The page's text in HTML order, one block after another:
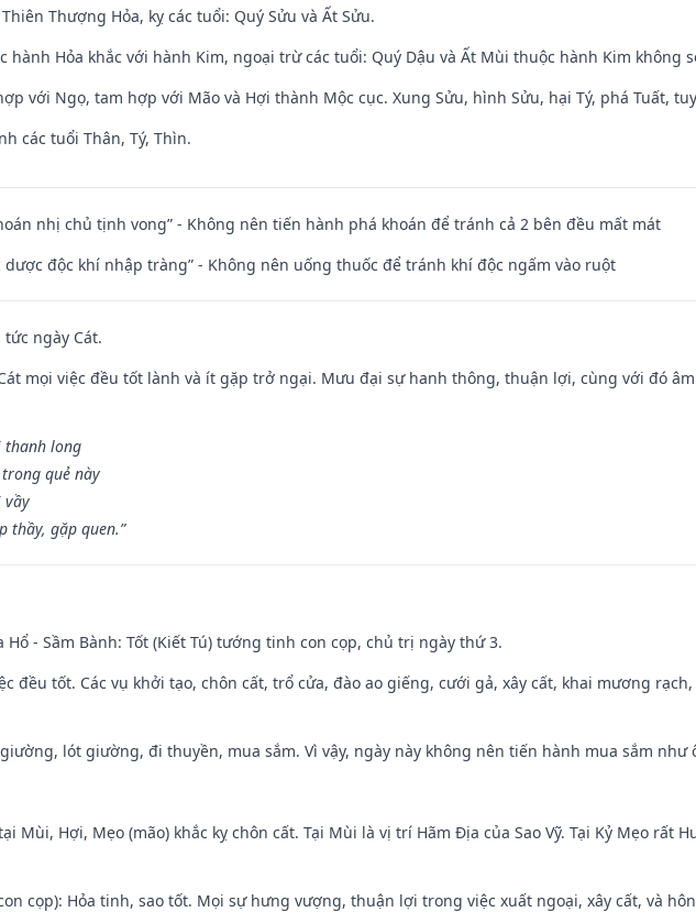
Thượng Hỏa, kỵ các tuổi: Quý Sửu và Ất Sửu.
hành Hỏa khắc với hành Kim, ngoại trừ các tuổi: Quý Dậu và Ất Mùi thuộc hành Kim không
với Ngọ, tam hợp với Mão và Hợi thành Mộc cục. Xung Sửu, hình Sửu, hại Tý, phá Tuất,
các tuổi Thân, Tý, Thìn.
nhị chủ tịnh vong” - Không nên tiến hành phá khoán để tránh cả 2 bên đều mất mát
dược độc khí nhập tràng” - Không nên uống thuốc để tránh khí độc ngấm vào ruột
tức ngày Cát.
mọi việc đều tốt lành và ít gặp trở ngại. Mưu đại sự hanh thông, thuận lợi, cùng với đó
thanh long
quẻ này
vầy
thầy, gặp quen.”
Hổ - Sầm Bành: Tốt (Kiết Tú) tướng tinh con cọp, chủ trị ngày thứ 3.
đều tốt. Các vụ khởi tạo, chôn cất, trổ cửa, đào ao giếng, cưới gả, xây cất, khai mương
lót giường, đi thuyền, mua sắm. Vì vậy, ngày này không nên tiến hành mua sắm như
Mùi, Hợi, Mẹo (mão) khắc kỵ chôn cất. Tại Mùi là vị trí Hãm Địa của Sao Vỹ. Tại Kỷ Mẹo rất
cọp): Hỏa tinh, sao tốt. Mọi sự hưng vượng, thuận lợi trong việc xuất ngoại, xây cất, và